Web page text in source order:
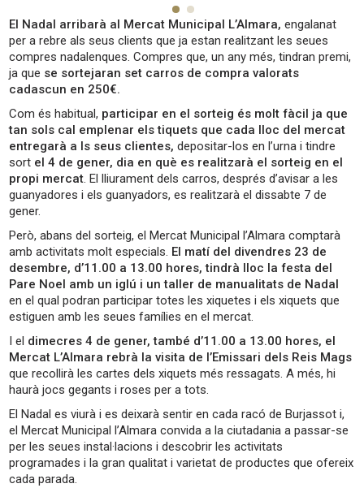
El Nadal arribarà al Mercat Municipal L’Almara, engalanat
per a rebre als seus clients que ja estan realitzant les seues
compres nadalenques. Compres que, un any més, tindran premi,
ja que se sortejaran set carros de compra valorats
cadascun en 250€.
Com és habitual, participar en el sorteig és molt fàcil ja que
tan sols cal emplenar els tiquets que cada lloc del mercat
entregarà a ls seus clientes, depositar-los en l’urna i tindre
sort el 4 de gener, dia en què es realitzarà el sorteig en el
propi mercat. El lliurament dels carros, després d’avisar a les
guanyadores i els guanyadors, es realitzarà el dissabte 7 de
gener.
Però, abans del sorteig, el Mercat Municipal l’Almara comptarà
amb activitats molt especials. El matí del divendres 23 de
desembre, d’11.00 a 13.00 hores, tindrà lloc la festa del
Pare Noel amb un iglú i un taller de manualitats de Nadal
en el qual podran participar totes les xiquetes i els xiquets que
estiguen amb les seues famílies en el mercat.
I el dimecres 4 de gener, també d’11.00 a 13.00 hores, el
Mercat L’Almara rebrà la visita de l’Emissari dels Reis Mags
que recollirà les cartes dels xiquets més ressagats. A més, hi
haurà jocs gegants i roses per a tots.
El Nadal es viurà i es deixarà sentir en cada racó de Burjassot i,
el Mercat Municipal l’Almara convida a la ciutadania a passar-se
per les seues instal·lacions i descobrir les activitats
programades i la gran qualitat i varietat de productes que ofereix
cada parada.